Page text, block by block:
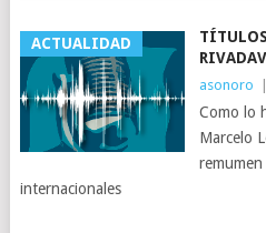
ACTUALIDAD
asonoro |
Como lo
Marcelo
remumen
internacionales